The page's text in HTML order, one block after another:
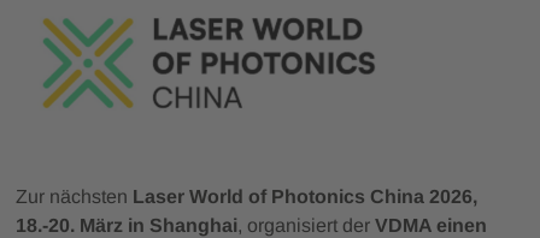
Zur nächsten Laser World of Photonics China 2026,
18.-20. März in Shanghai, organisiert derVDMA einen